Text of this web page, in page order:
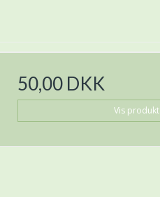
50,00 DKK
Vis produkt